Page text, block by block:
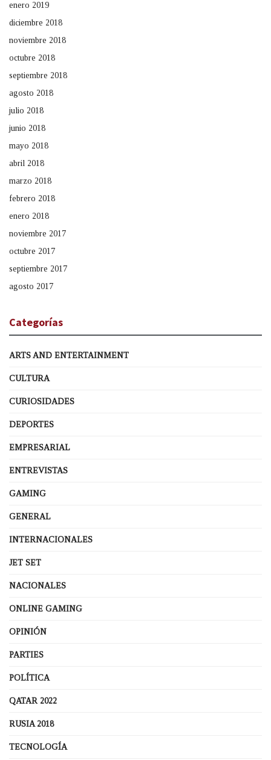
enero 2019
diciembre 2018
noviembre 2018
octubre 2018
septiembre 2018
agosto 2018
julio 2018
junio 2018
mayo 2018
abril 2018
marzo 2018
febrero 2018
enero 2018
noviembre 2017
octubre 2017
septiembre 2017
agosto 2017
Categorías
ARTS AND ENTERTAINMENT
CULTURA
CURIOSIDADES
DEPORTES
EMPRESARIAL
ENTREVISTAS
GAMING
GENERAL
INTERNACIONALES
JET SET
NACIONALES
ONLINE GAMING
OPINIÓN
PARTIES
POLÍTICA
QATAR 2022
RUSIA 2018
TECNOLOGÍA